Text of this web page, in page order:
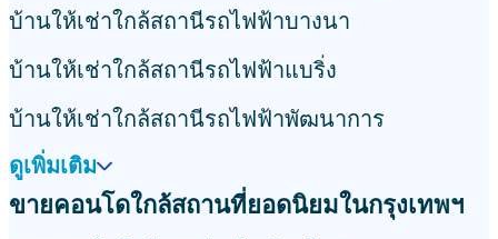
บ้านให้เช่าใกล้สถานีรถไฟฟ้าบางนา
บ้านให้เช่าใกล้สถานีรถไฟฟ้าแบริ่ง
บ้านให้เช่าใกล้สถานีรถไฟฟ้าพัฒนาการ
ดูเพิ่มเติม
ขายคอนโดใกล้สถานที่ยอดนิยมในกรุงเทพฯ